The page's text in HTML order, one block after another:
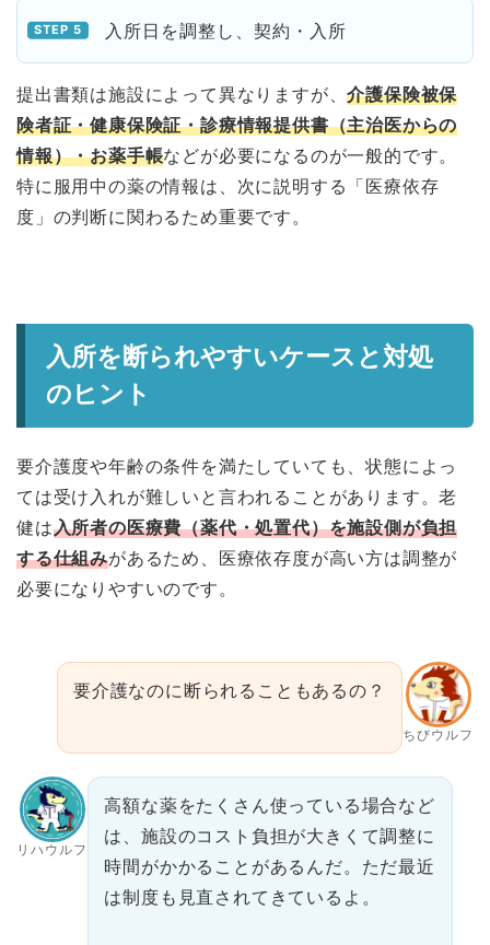
入所日を調整し、契約・入所
提出書類は施設によって異なりますが、介護保険被保
険者証・健康保険証・診療情報提供書（主治医からの
情報）・お薬手帳などが必要になるのが一般的です。
特に服用中の薬の情報は、次に説明する「医療依存
度」の判断に関わるため重要です。
入所を断られやすいケースと対処
のヒント
要介護度や年齢の条件を満たしていても、状態によっ
ては受け入れが難しいと言われることがあります。老
健は入所者の医療費（薬代・処置代）を施設側が負担
する仕組みがあるため、医療依存度が高い方は調整が
必要になりやすいのです。
ちびウルフ
要介護なのに断られることもあるの？
リハウルフ
高額な薬をたくさん使っている場合など
は、施設のコスト負担が大きくて調整に
時間がかかることがあるんだ。ただ最近
は制度も見直されてきているよ。